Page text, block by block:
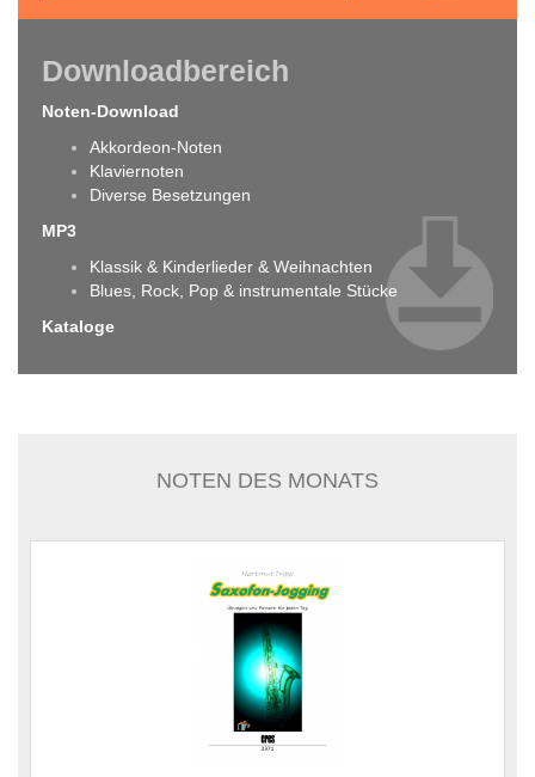
Downloadbereich
Noten-Download
Akkordeon-Noten
Klaviernoten
Diverse Besetzungen
MP3
Klassik & Kinderlieder & Weihnachten
Blues, Rock, Pop & instrumentale Stücke
Kataloge
NOTEN DES MONATS